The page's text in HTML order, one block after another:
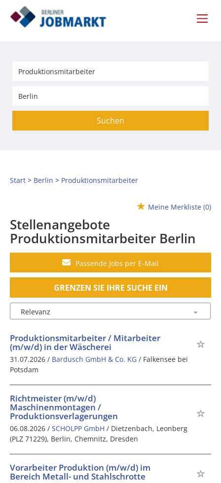
Suchen
Start Berlin Produktionsmitarbeiter
Meine Merkliste (0)
Stellenangebote
Produktionsmitarbeiter Berlin
Passende Jobs per E-Mail
GRENZEN SIE IHRE SUCHE EIN
Produktionsmitarbeiter / Mitarbeiter
(m/w/d) in der Wäscherei
31.07.2026 / Bardusch GmbH & Co. KG / Falkensee bei
Potsdam
Richtmeister (m/w/d)
Maschinenmontagen /
Produktionsverlagerungen
06.08.2026 / SCHOLPP GmbH / Dietzenbach, Leonberg
(PLZ 71229), Berlin, Chemnitz, Dresden
Vorarbeiter Produktion (m/w/d) im
Bereich Metall- und Stahlschrotte